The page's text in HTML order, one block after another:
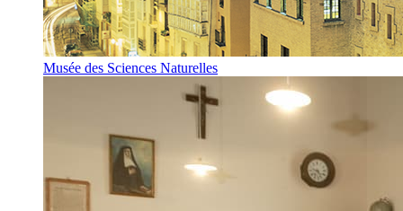
Musée des Sciences Naturelles